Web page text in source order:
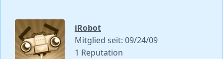
iRobot
Mitglied seit: 09/24/09
1 Reputation